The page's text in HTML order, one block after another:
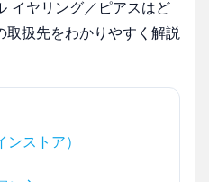
イヤリング／ピアスはど
取扱先をわかりやすく解説
ストア）